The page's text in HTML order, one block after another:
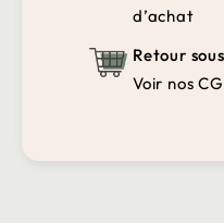
d’achat
Retour
Voir nos